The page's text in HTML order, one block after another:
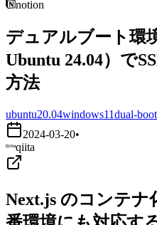
notion
デュアルブート環
Ubuntu 24.04）で
方法
ubuntu20.04windows11dual-boot
2024-03-20•
qiita
Next.js のコンテナ